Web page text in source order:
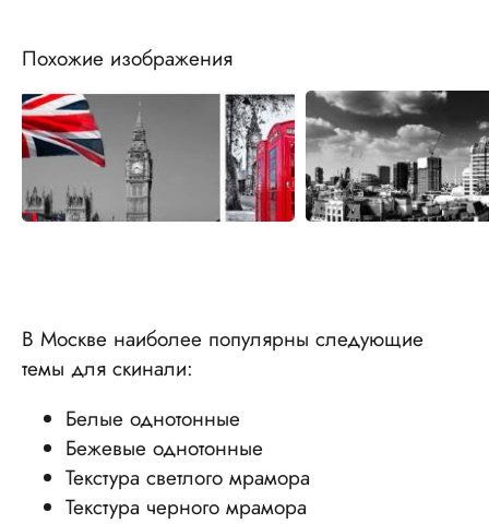
Похожие изображения
В Москве наиболее популярны следующие
темы для скинали:
Белые однотонные
Бежевые однотонные
Текстура светлого мрамора
Текстура черного мрамора